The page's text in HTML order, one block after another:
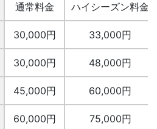
通常料金
30,000円
30,000円
45,000円
60,000円
ハイシーズン料金
33,000円
48,000円
60,000円
75,000円